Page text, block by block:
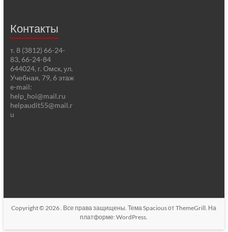
Контакты
т. 8 (3812) 66-24-
83, 66-24-84
644024, г. Омск, ул.
Учебная, 79, 6 этаж
e-mail:
help_hoi@mail.ru
helpaudit55@mail.r
u
Copyright © 2026. Все права защищены. ТемаSpaciousот ThemeGrill. На
платформе:WordPress.